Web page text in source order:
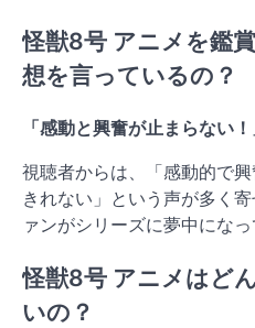
怪獣8号 アニメを鑑
想を言っているの？
「感動と興奮が止まらない！
視聴者からは、「感動的で
きれない」という声が多く
ァンがシリーズに夢中になっ
怪獣8号 アニメはど
いの？